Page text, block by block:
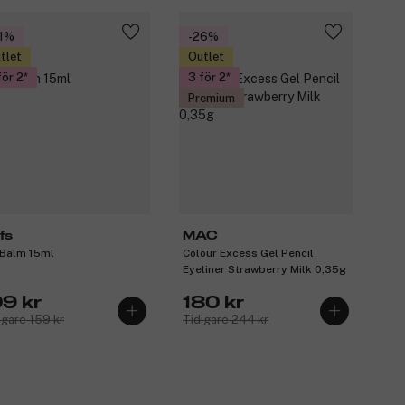
2
15ml
kr
159 kr
-26%
Outlet
3 för 2
Premium
MAC
Colour Excess Gel Pencil
Eyeliner Strawberry Milk 0,35g
180 kr
Tidigare 244 kr